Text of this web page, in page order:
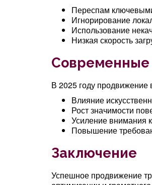
Переспам
Игнорирование
Использование
Низкая скорость
Современные
В 2025 году продвижение
Влияние
Рост значимости
Усиление внимания
Повышение
Заключение
Успешное продвижение